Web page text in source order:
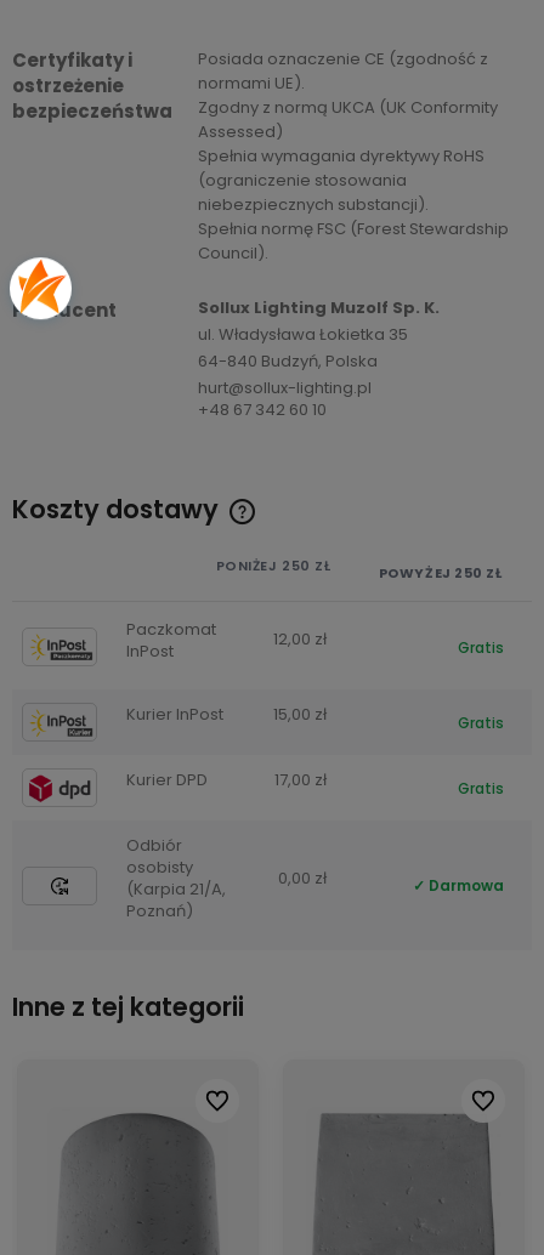
Certyfikaty i
ostrzeżenie
bezpieczeństwa
Posiada oznaczenie CE (zgodność z
normami UE).
Zgodny z normą UKCA (UK Conformity
Assessed)
Spełnia wymagania dyrektywy RoHS
(ograniczenie stosowania
niebezpiecznych substancji).
Spełnia normę FSC (Forest Stewardship
Council).
Producent
Sollux Lighting Muzolf Sp. K.
ul. Władysława Łokietka 35
64-840 Budzyń, Polska
hurt@sollux-lighting.pl
+48 67 342 60 10
Koszty dostawy
Cena nie zawiera ewentualnych kosztów płatności
PONIŻEJ 250 ZŁ POWYŻEJ 250 ZŁ
Paczkomat
InPost
12,00 zł Gratis
Kurier InPost 15,00 zł Gratis
Kurier DPD 17,00 zł Gratis
Odbiór
osobisty
(Karpia 21/A,
Poznań)
0,00 zł Darmowa
Inne z tej kategorii
Do ulubionych
Do ulubionych Do
Do